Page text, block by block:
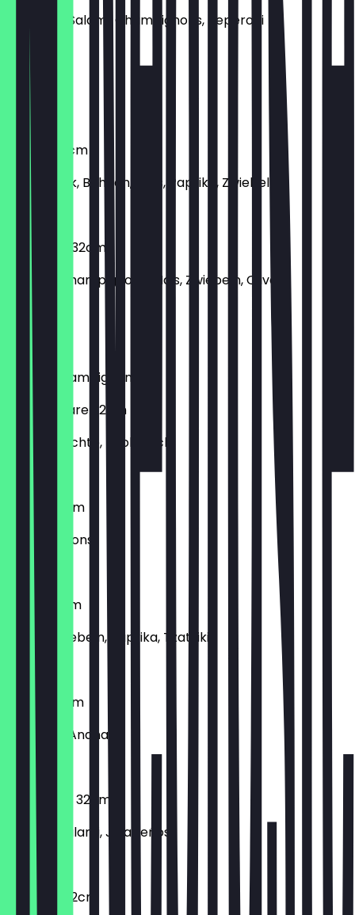
Schinken, Salami, Champignons, Peperoni
€ 12,90
Prosciutto
Schinken
Tortilla 32cm
Rinderhack, Bohnen, Mais, Paprika, Zwiebeln
€ 13,90
Vegetaria 32cm
Paprika, Champignons, Mais, Zwiebeln, Oliven
€ 12,90
Bacon
Bacon, Champignons, Ei
Frutti di Mare 32cm
Meeresfrüchte, Knoblauch
€ 12,90
Funghi 32cm
Champignons
Gyros 32cm
Gyros, Zwiebeln, Paprika, Tzatziki
Hawaii 32cm
Schinken, Ananas
Hot Salami 32cm
Scharfe Salami, Jalapeños
€ 12,90
Hotpizza 32cm